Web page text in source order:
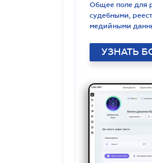
Общее поле для
судебными,
медийными
УЗНАТЬ